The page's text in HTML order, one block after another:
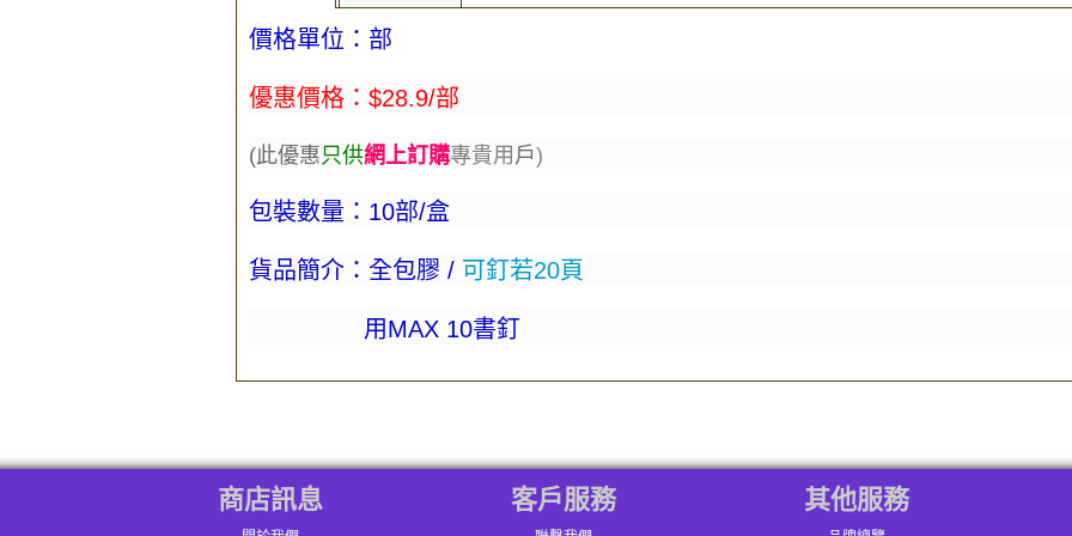
價格單位：部
優惠價格：$28.9/部
(此優惠只供網上訂購專貴用 戶)
包裝數量： 10部/盒
貨品簡介：全包膠 / 可釘若20頁
用MAX 10書釘
商店訊息 客戶服務 其他服務